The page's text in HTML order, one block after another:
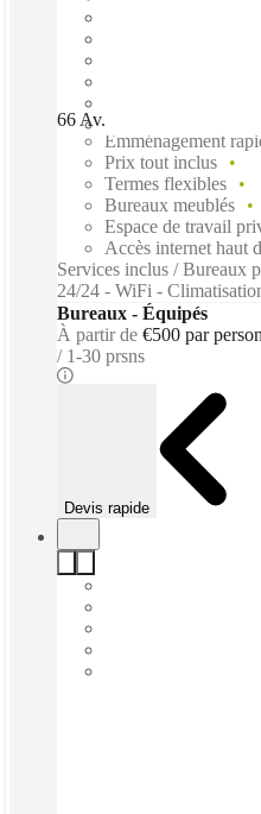
66 Av. des Champs-
Emménagement
Prix tout inclus
Termes flexibles
Bureaux meublés
Espace de travail
Accès internet haut
Services inclus / Bureaux
24/24 - WiFi -
Bureaux - Équipés
À partir de €500 par
1-30 prsns
Devis rapide